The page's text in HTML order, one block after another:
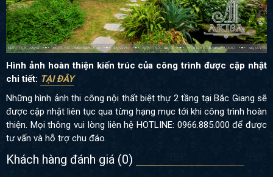
Hình ảnh hoàn thiện kiến trúc của công trình được cập nhật
chi tiết: TẠI ĐÂY
Những hình ảnh thi công nội thất biệt thự 2 tầng tại Bắc Giang sẽ
được cập nhật liên tục qua từng hạng mục tới khi công trình hoàn
thiện. Mọi thông vui lòng liên hệ HOTLINE: 0966.885.000 để được
tư vấn và hỗ trợ chu đáo.
Khách hàng đánh giá (0)